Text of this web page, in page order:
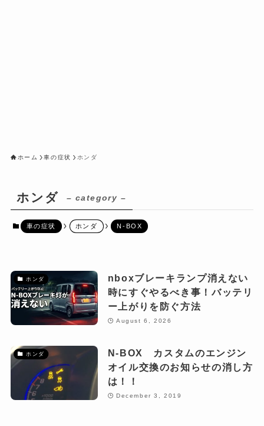
ホーム 車の症状 ホンダ
ホンダ – category –
車の症状 ホンダ N-BOX
ホンダ
nboxブレーキランプ消えない
時にすぐやるべき事！バッテリ
ー上がりを防ぐ方法
August 6, 2026
ホンダ
N-BOX カスタムのエンジン
オイル交換のお知らせの消し方
は！！
December 3, 2019